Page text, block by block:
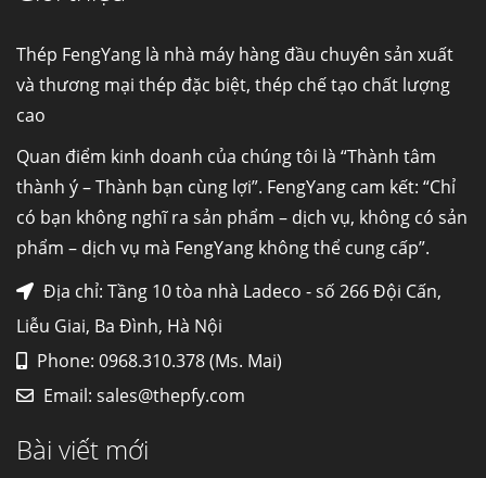
Thép FengYang là nhà máy hàng đầu chuyên sản xuất
và thương mại thép đặc biệt, thép chế tạo chất lượng
cao
Quan điểm kinh doanh của chúng tôi là “Thành tâm
thành ý – Thành bạn cùng lợi”. FengYang cam kết: “Chỉ
có bạn không nghĩ ra sản phẩm – dịch vụ, không có sản
phẩm – dịch vụ mà FengYang không thể cung cấp”.
Địa chỉ: Tầng 10 tòa nhà Ladeco - số 266 Đội Cấn,
Liễu Giai, Ba Đình, Hà Nội
Phone: 0968.310.378 (Ms. Mai)
Email: sales@thepfy.com
Bài viết mới
máy...
Hợp kim N06625 là hợp kim chịu
nhiệt,...
Mua inox ở đâu chất lượng giá tốt? Gọi ngay
Inox (thép không gỉ) là một trong...
LỰA CHỌN TỐI ƯU CHO MÔI TRƯỜNG
Hợp kim đồng C70600 (CuNi 90/10) –...